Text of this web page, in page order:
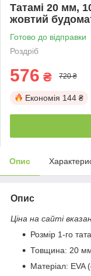
Татамі 20 мм,
жовтий
Готово до відправки
Роздріб
576 ₴ 720 ₴
Економія 144 ₴
Опис
Опис
Ціна на сайті
Розмір 1-го
Товщина: 20
Матеріал: EVA